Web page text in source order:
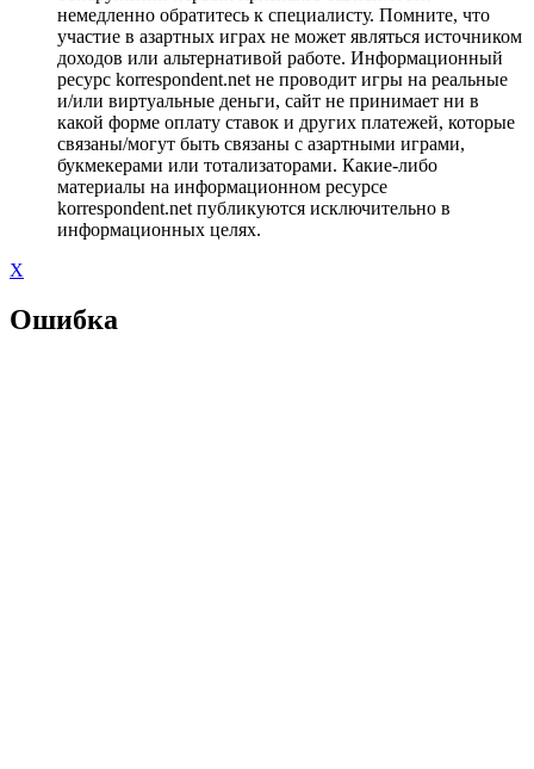
немедленно обратитесь к специалисту. Помните, что
участие в азартных играх не может являться источником
доходов или альтернативой работе. Информационный
ресурс korrespondent.net не проводит игры на реальные
и/или виртуальные деньги, сайт не принимает ни в
какой форме оплату ставок и других платежей, которые
связаны/могут быть связаны с азартными играми,
букмекерами или тотализаторами. Какие-либо
материалы на информационном ресурсе
korrespondent.net публикуются исключительно в
информационных целях.
X
Ошибка